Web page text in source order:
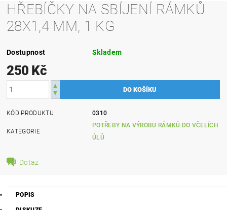
HŘEBÍČKY NA SBÍJENÍ RÁMKŮ
28X1,4 MM, 1 KG
Dostupnost Skladem
250 Kč
KÓD PRODUKTU 0310
KATEGORIE
POTŘEBY NA VÝROBU RÁMKŮ DO VČELÍCH
ÚLŮ
Dotaz
POPIS